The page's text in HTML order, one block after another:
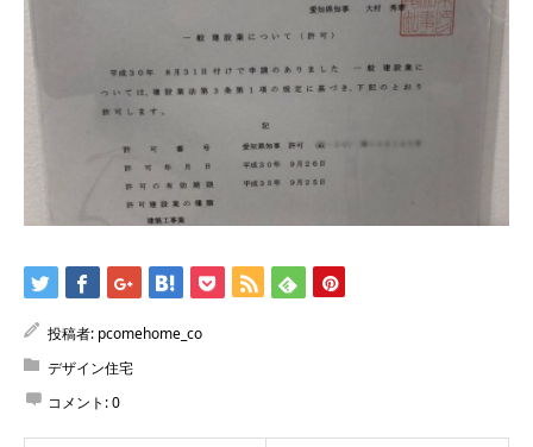
投稿者: pcomehome_co
デザイン住宅
コメント:0